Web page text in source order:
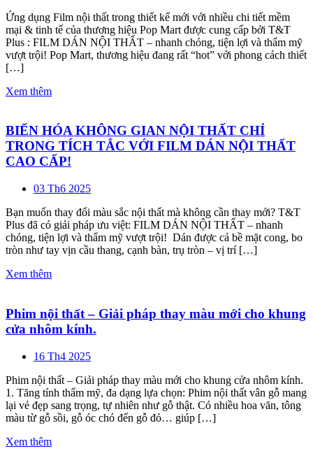
Ứng dụng Film nội thất trong thiết kế mới với nhiều chi tiết mềm
mại & tinh tế của thương hiệu Pop Mart được cung cấp bởi T&T
Plus : FILM DÁN NỘI THẤT – nhanh chóng, tiện lợi và thẩm mỹ
vượt trội! Pop Mart, thương hiệu đang rất “hot” với phong cách thiết
[…]
Xem thêm
BIẾN HÓA KHÔNG GIAN NỘI THẤT CHỈ
TRONG TÍCH TẮC VỚI FILM DÁN NỘI THẤT
CAO CẤP!
03 Th6 2025
Bạn muốn thay đổi màu sắc nội thất mà không cần thay mới? T&T
Plus đã có giải pháp ưu việt: FILM DÁN NỘI THẤT – nhanh
chóng, tiện lợi và thẩm mỹ vượt trội! Dán được cả bề mặt cong, bo
tròn như tay vịn cầu thang, cạnh bàn, trụ tròn – vị trí […]
Xem thêm
Phim nội thất – Giải pháp thay màu mới cho khung
cửa nhôm kính.
16 Th4 2025
Phim nội thất – Giải pháp thay màu mới cho khung cửa nhôm kính.
1. Tăng tính thẩm mỹ, đa dạng lựa chọn: Phim nội thất vân gỗ mang
lại vẻ đẹp sang trọng, tự nhiên như gỗ thật. Có nhiều hoa văn, tông
màu từ gỗ sồi, gỗ óc chó đến gỗ đỏ… giúp […]
Xem thêm